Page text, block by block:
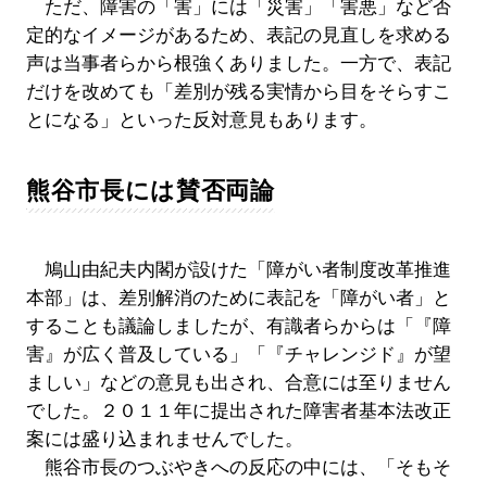
ただ、障害の「害」には「災害」「害悪」など否
定的なイメージがあるため、表記の見直しを求める
声は当事者らから根強くありました。一方で、表記
だけを改めても「差別が残る実情から目をそらすこ
とになる」といった反対意見もあります。
熊谷市長には賛否両論
鳩山由紀夫内閣が設けた「障がい者制度改革推進
本部」は、差別解消のために表記を「障がい者」と
することも議論しましたが、有識者らからは「『障
害』が広く普及している」「『チャレンジド』が望
ましい」などの意見も出され、合意には至りません
でした。２０１１年に提出された障害者基本法改正
案には盛り込まれませんでした。
熊谷市長のつぶやきへの反応の中には、「そもそ